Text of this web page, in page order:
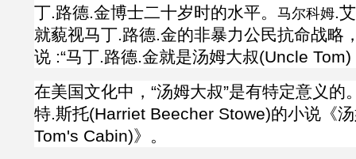
丁.路德.金博士二十岁时的水平。 马尔科姆.
就藐视马丁.路德.金的非暴力公民抗命战略
说 :“马丁.路德.金就是汤姆大叔(Uncle Tom)
在美国文化中，“汤姆大叔”是有特定意义的
特.斯托(Harriet Beecher Stowe)的小说《
Tom's Cabin)》。